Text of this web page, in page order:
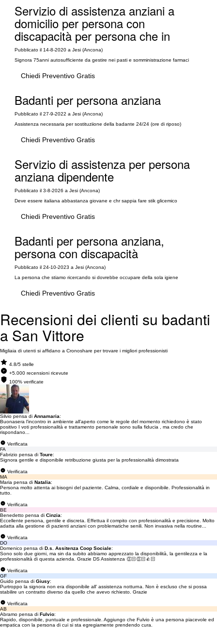
Servizio di assistenza anziani a
domicilio per persona con
discapacità per persona che in
Pubblicato il 14-8-2020 a Jesi (Ancona)
Signora 75anni autosufficiente da gestire nei pasti e somministrazione farmaci
Chiedi Preventivo Gratis
Badanti per persona anziana
Pubblicato il 27-9-2022 a Jesi (Ancona)
Assistenza necessaria per sostituziione della badante 24/24 (ore di riposo)
Chiedi Preventivo Gratis
Servizio di assistenza per persona
anziana dipendente
Pubblicato il 3-8-2026 a Jesi (Ancona)
Deve essere italiana abbastanza giovane e chr sappia fare stik glicemico
Chiedi Preventivo Gratis
Badanti per persona anziana,
persona con discapacità
Pubblicato il 24-10-2023 a Jesi (Ancona)
La persona che stiamo ricercando si dovrebbe occupare della sola igiene
Chiedi Preventivo Gratis
Recensioni dei clienti su badanti
a San Vittore
Migliaia di utenti si affidano a Cronoshare per trovare i migliori professionisti
4.8/5 stelle
+5.000 recensioni ricevute
100% verificate
Silvio pensa di Annamaria:
Buonasera l'incontro in ambiente all'aperto come le regole del momento richiedono è stato
positivo I voti professionalità e trattamento personale sono sulla fiducia , ma credo che
rispondano...
Verificata
FA
Fabrizio pensa di Toure:
Signora gentile e disponibile retribuzione giusta per la professionalità dimostrata
Verificata
MA
Maria pensa di Natalia:
Persona molto attenta ai bisogni del paziente. Calma, cordiale e disponibile. Professionalità in
tutto.
Verificata
BE
Benedetto pensa di Cinzia:
Eccellente persona, gentile e discreta. Effettua il compito con professionalità e precisione. Molto
adatta alla gestione di pazienti anziani con problematiche senili. Non invasiva nella routine...
Verificata
DO
Domenico pensa di D.s. Assitenza Coop Sociale:
Sono solo due giorni, ma sin da subito abbiamo apprezzato la disponibilità, la gentilezza e la
professionalità di questa azienda. Grazie DS Assistenza 👏🏻👏🏻👍🏻
Verificata
GF
Guido pensa di Giusy:
Purtroppo la signora non era disponibile all' assistenza notturna. Non è escluso che si possa
stabilire un contratto diverso da quello che avevo richiesto. Grazie
Verificata
AB
Abramo pensa di Fulvio:
Rapido, disponibile, puntuale e professionale. Aggiungo che Fulvio è una persona piacevole ed
empatica con la persona di cui si sta egregiamente prendendo cura.